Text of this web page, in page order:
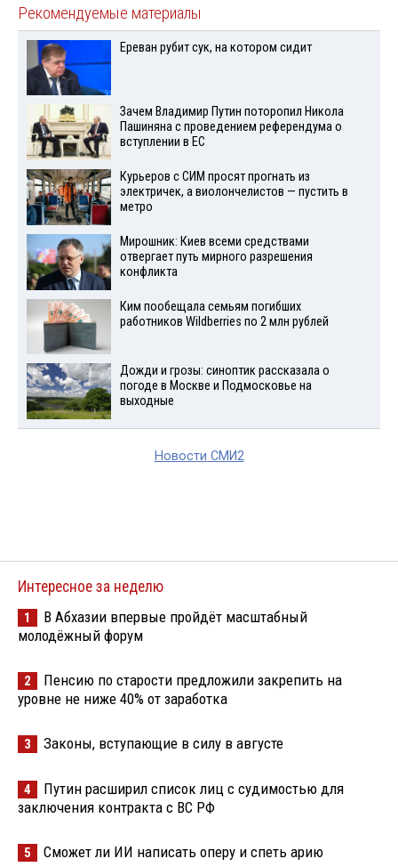
Рекомендуемые материалы
Ереван рубит сук, на котором сидит
Зачем Владимир Путин поторопил Никола
Пашиняна с проведением референдума о
вступлении в ЕС
Курьеров с СИМ просят прогнать из
электричек, а виолончелистов — пустить в
метро
Мирошник: Киев всеми средствами
отвергает путь мирного разрешения
конфликта
Ким пообещала семьям погибших
работников Wildberries по 2 млн рублей
Дожди и грозы: синоптик рассказала о
погоде в Москве и Подмосковье на
выходные
Новости СМИ2
Интересное за неделю
1
В Абхазии впервые пройдёт масштабный
молодёжный форум
2
Пенсию по старости предложили закрепить на
уровне не ниже 40% от заработка
3 Законы, вступающие в силу в августе
4
Путин расширил список лиц с судимостью для
заключения контракта с ВС РФ
5 Сможет ли ИИ написать оперу и спеть арию